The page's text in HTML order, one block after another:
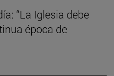
“La Iglesia debe
época de